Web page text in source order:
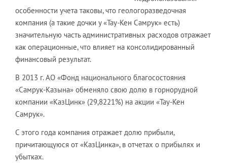
особенности учета таковы, что геологоразведочная
компания (а такие дочки у «Тау-Кен Самрук» есть)
значительную часть административных расходов отражает
как операционные, что влияет на консолидированный
финансовый результат.
В 2013 г. АО «Фонд национального благосостояния
«Самрук-Казына» обменяло свою долю в горнорудной
компании «КазЦинк» (29,8221%) на акции «Тау-Кен
Самрук».
С этого года компания отражает долю прибыли,
причитающуюся от «КазЦинка», в отчетах о прибылях и
убытках.